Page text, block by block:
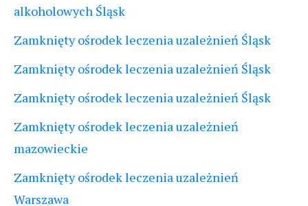
alkoholowych Śląsk
Zamknięty ośrodek leczenia uzależnień Śląsk
Zamknięty ośrodek leczenia uzależnień Śląsk
Zamknięty ośrodek leczenia uzależnień Śląsk
Zamknięty ośrodek leczenia uzależnień
mazowieckie
Zamknięty ośrodek leczenia uzależnień
Warszawa